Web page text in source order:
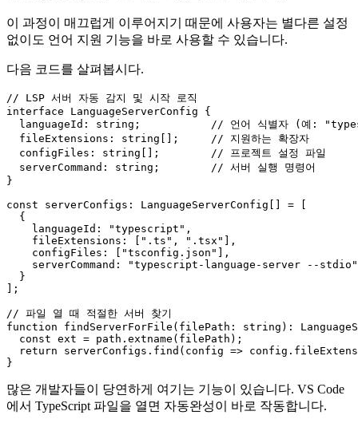
이 과정이 매끄럽게 이루어지기 때문에 사용자는 별다른 설정
없이도 언어 지원 기능을 바로 사용할 수 있습니다.
다음 코드를 살펴봅시다.
// LSP 서버 자동 감지 및 시작 로직
interface
LanguageServerConfig {
languageId : string ; // 언어 식별자 (예:
fileExtensions : string []; // 지원하는 확장자
configFiles : string []; // 프로젝트 설정 파일
serverCommand : string ; // 서버 실행 명령어
}
const
serverConfigs : LanguageServerConfig [] = [
  {
languageId : "typescript" ,
fileExtensions : [ ".ts" , ".tsx"
],
configFiles : [ "tsconfig.json"
],
serverCommand :
"typescript-language-server --stdio"
  }
];
// 파일 열 때 적절한 서버 찾기
function
findServerForFile ( filePath : string ):
const ext = path. extname (filePath);
return serverConfigs. find ( config => config.
많은 개발자들이 당연하게 여기는 기능이 있습니다. VS Code
에서 TypeScript 파일을 열면 자동완성이 바로 작동합니다.